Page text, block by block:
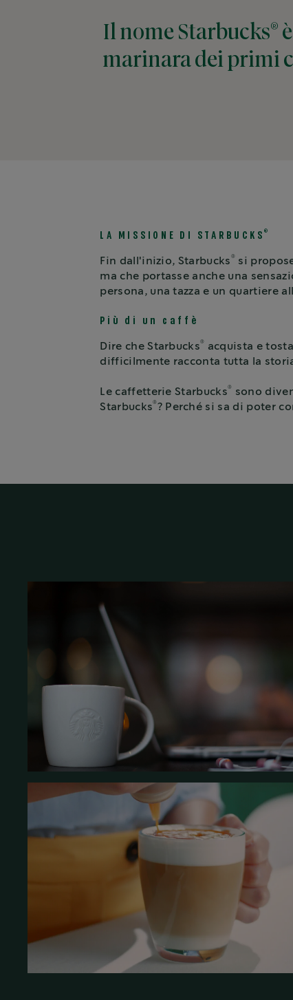
Il nome Starbucks®
marinara dei primi
LA MISSIONE DI STARBUCKS ®
Fin dall'inizio, Starbucks ®
si
ma che portasse anche una
persona, una tazza e un quartiere
Più di un caffè
Dire che Starbucks®
acquista e
difficilmente racconta tutta la
Le caffetterie Starbucks®
sono
Starbucks®? Perché si sa di poter